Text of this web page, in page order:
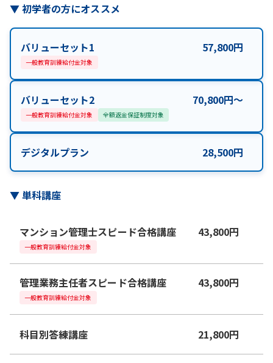
▼初学者の方にオススメ
バリューセット1 57,800円
一般教育訓練給付金対象
バリューセット2 70,800円〜
一般教育訓練給付金対象 全額返金保証制度対象
デジタルプラン 28,500円
▼単科講座
マンション管理士スピード合格講座 43,800円
一般教育訓練給付金対象
管理業務主任者スピード合格講座 43,800円
一般教育訓練給付金対象
科目別答練講座 21,800円